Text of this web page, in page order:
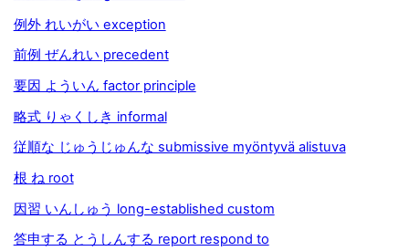
例外 れいがい exception
前例 ぜんれい precedent
要因 よういん factor principle
略式 りゃくしき informal
従順な じゅうじゅんな submissive myöntyvä alistuva
根 ね root
因習 いんしゅう long-established custom
答申する とうしんする report respond to